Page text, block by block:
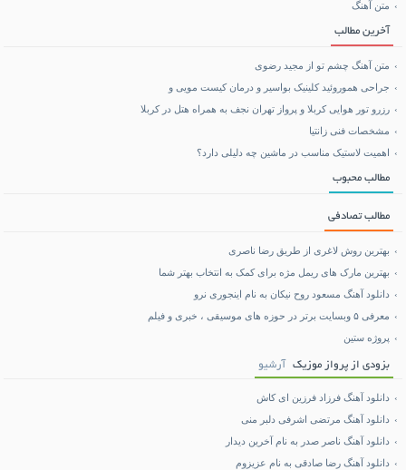
بلیط هواپیما تهران مشهدمتن آهنگ
آخرین مطالب
متن آهنگ چشم تو از مجید رضوی
جراحی هموروئید کلینیک بواسیر و درمان کیست مویی و
رزرو تور هوایی کربلا و پرواز تهران نجف به همراه هتل در کربلا
مشخصات فنی زانتیا
اهمیت لاستیک مناسب در ماشین چه دلیلی دارد؟
مطالب محبوب
مطالب تصادفی
بهترین روش لاغری از طریق رضا ناصری
بهترین مارک های ریمل مژه برای کمک به انتخاب بهتر شما
دانلود آهنگ مسعود روح نیکان به نام اینجوری نرو
معرفی ۵ وبسایت برتر در حوزه های موسیقی ، خبری و فیلم
پروژه ستین
بزودی از پرواز موزیک آرشیو
دانلود آهنگ فرزاد فرزین ای کاش
دانلود آهنگ مرتضی اشرفی دلبر منی
دانلود آهنگ ناصر صدر به نام آخرین دیدار
دانلود آهنگ رضا صادقی به نام عزیزوم